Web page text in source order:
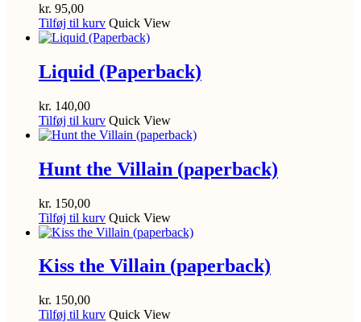
kr. 95,00
Tilføj til kurv Quick View
Liquid (Paperback)
kr. 140,00
Tilføj til kurv Quick View
Hunt the Villain (paperback)
kr. 150,00
Tilføj til kurv Quick View
Kiss the Villain (paperback)
kr. 150,00
Tilføj til kurv Quick View